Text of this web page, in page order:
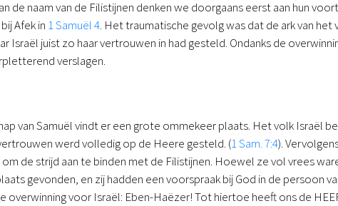
de naam van de Filistijnen denken we doorgaans eerst aan hun
Afek in 1 Samuël 4. Het traumatische gevolg was dat de ark van
Israël juist zo haar vertrouwen in had gesteld. Ondanks de
verslagen.
van Samuël vindt er een grote ommekeer plaats. Het volk Israël
werd volledig op de Heere gesteld. (1 Sam. 7:4).
de strijd aan te binden met de Filistijnen. Hoewel ze vol vrees
gevonden, en zij hadden een voorspraak bij God in de persoon
overwinning voor Israël: Eben-Haëzer! Tot hiertoe heeft ons de